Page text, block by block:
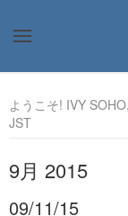
ようこそ! IVY
JST
9月 2015
09/11/15